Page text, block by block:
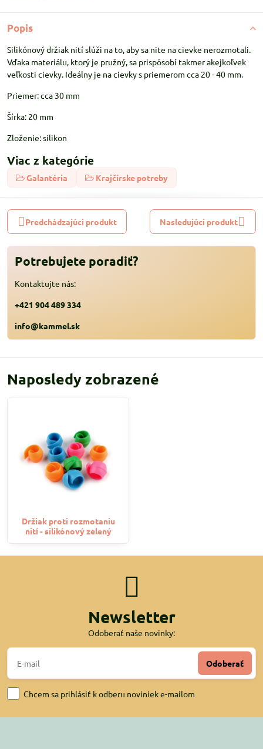
Popis
Silikónový držiak nití slúži na to, aby sa nite na cievke nerozmotali.
Vďaka materiálu, ktorý je pružný, sa prispôsobí takmer akejkoľvek
veľkosti cievky. Ideálny je na cievky s priemerom cca 20 - 40 mm.
Priemer: cca 30 mm
Šírka: 20 mm
Zloženie: silikon
Viac z kategórie
Galantéria Krajčírske potreby
Predchádzajúci produkt Nasledujúci produkt
Potrebujete poradiť?
Kontaktujte nás:
+421 904 489 334
info@kammel.sk
Naposledy zobrazené
Držiak proti rozmotaniu
nití - silikónový zelený
Newsletter
Odoberať naše novinky:
Odoberať
Chcem sa prihlásiť k odberu noviniek e-mailom